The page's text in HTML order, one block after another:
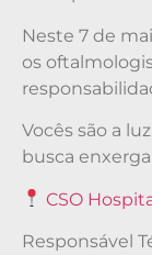
Neste 7 de
os
Vocês são a
busca
CSO
Responsável